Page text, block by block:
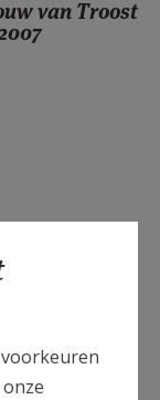
van Troost